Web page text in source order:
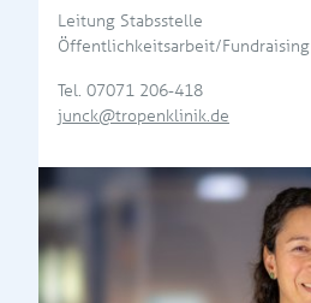
Leitung Stabsstelle
Öffentlichkeitsarbeit/Fundraising
Tel. 07071 206-418
junck@tropenklinik.de